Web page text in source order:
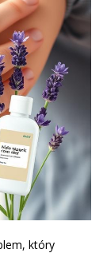
który